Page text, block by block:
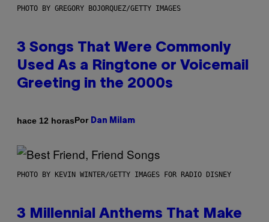
PHOTO BY GREGORY BOJORQUEZ/GETTY IMAGES
3 Songs That Were Commonly
Used As a Ringtone or Voicemail
Greeting in the 2000s
hace 12 horasPor Dan Milam
PHOTO BY KEVIN WINTER/GETTY IMAGES FOR RADIO DISNEY
3 Millennial Anthems That Make